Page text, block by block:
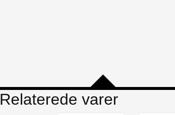
Relaterede varer